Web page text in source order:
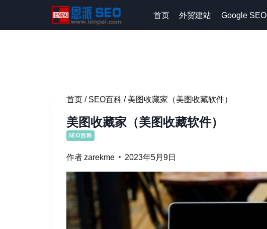
内
首页 外贸建站 Google SEO
首页 / SEO百科 / 美图收藏家（美图收藏软件）
美图收藏家（美图收藏软件）
SEO百科
作者zarekme 2023年5月9日